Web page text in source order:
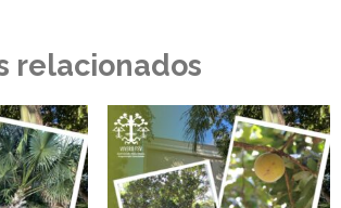
relacionados